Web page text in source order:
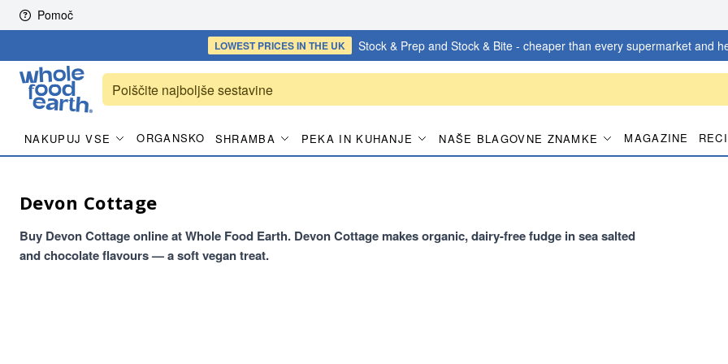
Skip to content
Pomoč
LOWEST PRICESIN THE UK Stock & Prep and Stock & Bite - cheaper than every supermarket and
NAKUPUJ VSE ORGANSKO SHRAMBA PEKA IN KUHANJE NAŠE BLAGOVNE ZNAMKE MAGAZINE
Devon Cottage
Buy Devon Cottage online at Whole Food Earth. Devon Cottage makes organic, dairy-free fudge in sea salted
and chocolate flavours — a soft vegan treat.